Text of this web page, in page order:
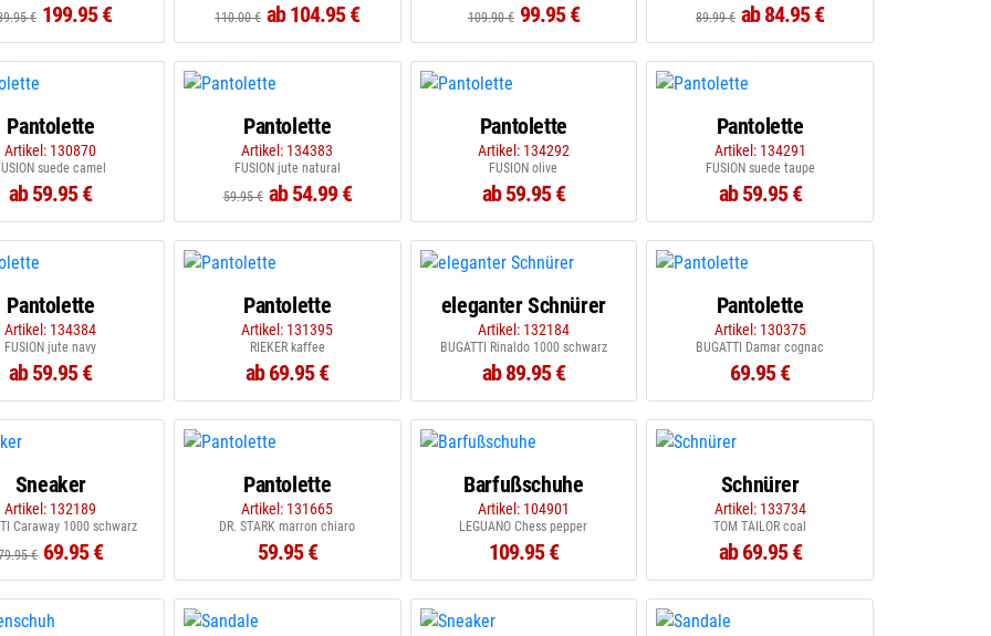
€ 199.95 €
110.00 € ab 104.95 €
109.90 € 99.95 €
89.99 € ab 84.95 €
Pantolette
Artikel: 130870
suede camel
ab 59.95 €
Pantolette
Artikel: 134383
FUSION jute natural
59.95 € ab 54.99 €
Pantolette
Artikel: 134292
FUSION olive
ab 59.95 €
Pantolette
Artikel: 134291
FUSION suede taupe
ab 59.95 €
Pantolette
Artikel: 134384
FUSION jute navy
ab 59.95 €
Pantolette
Artikel: 131395
RIEKER kaffee
ab 69.95 €
eleganter Schnürer
Artikel: 132184
BUGATTI Rinaldo 1000 schwarz
ab 89.95 €
Pantolette
Artikel: 130375
BUGATTI Damar cognac
69.95 €
Sneaker
Artikel: 132189
Caraway 1000 schwarz
€ 69.95 €
Pantolette
Artikel: 131665
DR. STARK marron chiaro
59.95 €
Barfußschuhe
Artikel: 104901
LEGUANO Chess pepper
109.95 €
Schnürer
Artikel: 133734
TOM TAILOR coal
ab 69.95 €